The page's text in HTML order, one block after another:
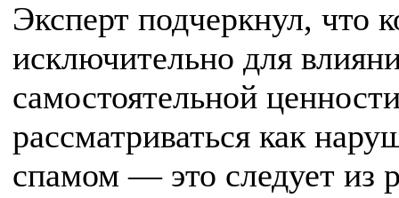
Эксперт подчеркнул, что
исключительно для
самостоятельной
рассматриваться как
спамом — это следует из